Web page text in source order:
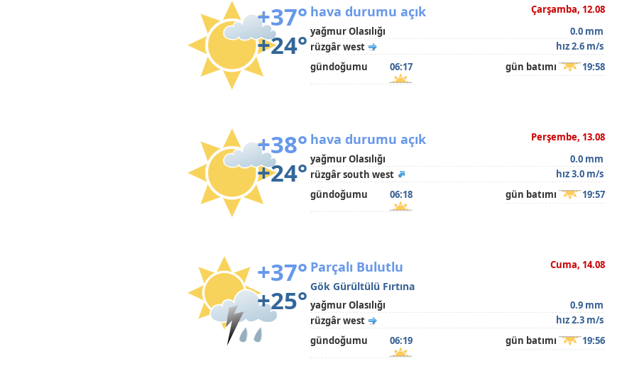
+37°
+24°
Çarşamba, 12.08
hava durumu açık
yağmur Olasılığı
0.0 mm
rüzgâr west
hız 2.6 m/s
gündoğumu
06:17 gün batımı 19:58
+38°
+24°
Perşembe, 13.08
hava durumu açık
yağmur Olasılığı
0.0 mm
rüzgâr south west
hız 3.0 m/s
gündoğumu
06:18 gün batımı 19:57
+37°
+25°
Cuma, 14.08
Parçalı Bulutlu
Gök Gürültülü Fırtına
yağmur Olasılığı
0.9 mm
rüzgâr west
hız 2.3 m/s
gündoğumu
06:19 gün batımı 19:56